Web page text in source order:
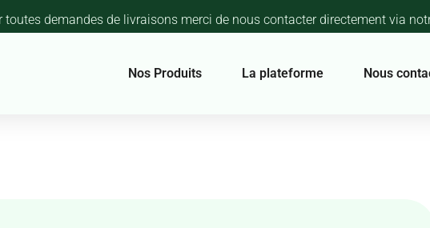
toutes demandes de livraisons merci de nous contacter directement via
Nos Produits La plateforme Nous